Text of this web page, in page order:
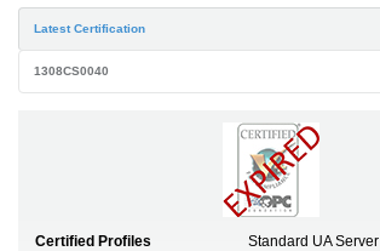
Latest Certification
1308CS0040
Certified Profiles Standard UA Server